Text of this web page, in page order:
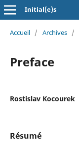
Initial(e)s
Accueil / Archives /
Preface
Rostislav Kocourek
Résumé